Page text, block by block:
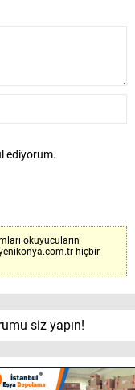
ediyorum.
okuyucuların
hiçbir
siz yapın!